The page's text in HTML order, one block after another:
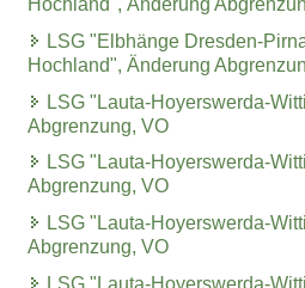
Hochland", Änderung
LSG "Elbhänge Dresden-
Hochland", Änderung
LSG "Lauta-Hoyerswerda-
Abgrenzung, VO
LSG "Lauta-Hoyerswerda-
Abgrenzung, VO
LSG "Lauta-Hoyerswerda-
Abgrenzung, VO
LSG "Lauta-Hoyerswerda-